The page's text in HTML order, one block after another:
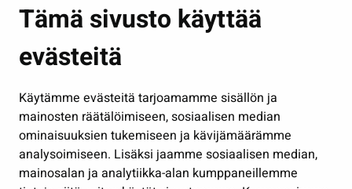
Tämä sivusto käyttää
evästeitä
Käytämme evästeitä tarjoamamme sisällön ja
mainosten räätälöimiseen, sosiaalisen median
ominaisuuksien tukemiseen ja kävijämäärämme
analysoimiseen. Lisäksi jaamme sosiaalisen median,
mainosalan ja analytiikka-alan kumppaneillemme
Kasvatus ja opetus
Kulttuuri ja liikunta
Työ ja yrittäminen
Osallistu ja asioi
Näytä omat evästeasetukseni